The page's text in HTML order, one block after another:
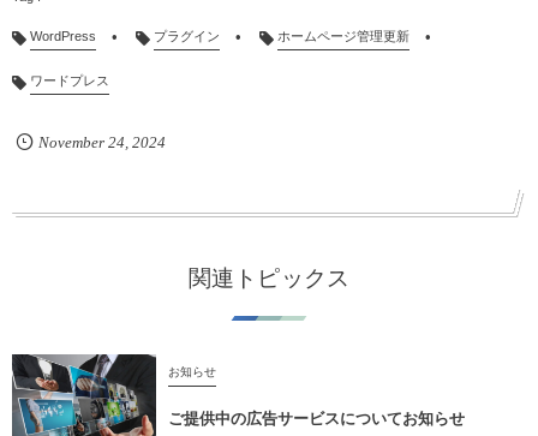
WordPress プラグイン ホームページ管理更新
ワードプレス
November 24, 2024
関連トピックス
お知らせ
ご提供中の広告サービスについてお知らせ